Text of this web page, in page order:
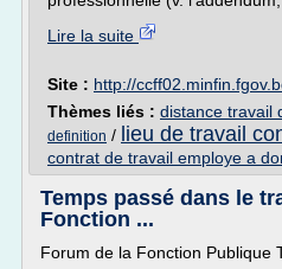
Lire la suite
Site : http://
Thèmes liés : distance travail
definition / lieu de travail
contrat de travail employe a
Temps passé dans le
Fonction ...
Forum de la Fonction Publique